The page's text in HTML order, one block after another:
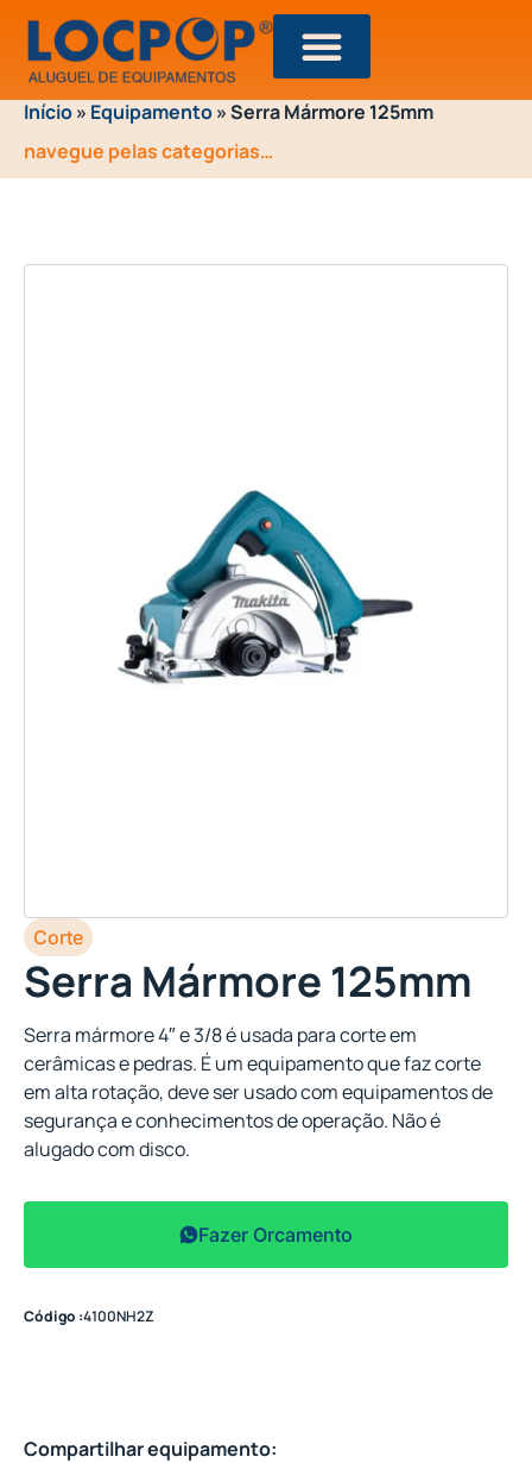
Início» Equipamento»Serra Mármore 125mm
navegue pelas categorias…
Corte
Serra Mármore 125mm
Serra mármore 4″ e 3/8 é usada para corte em
cerâmicas e pedras. É um equipamento que faz corte
em alta rotação, deve ser usado com equipamentos de
segurança e conhecimentos de operação. Não é
alugado com disco.
Fazer Orcamento
Código :4100NH2Z
Compartilhar equipamento: